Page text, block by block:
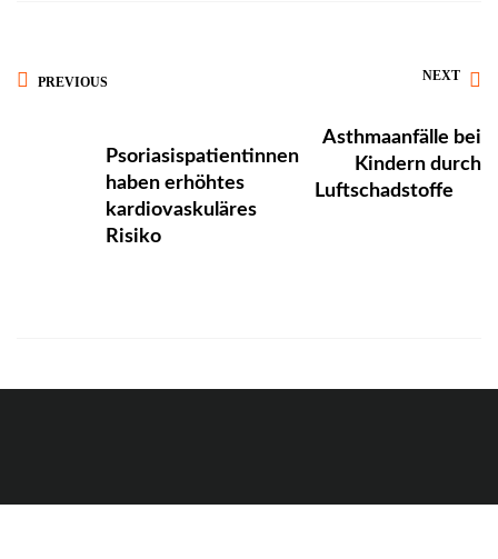
PREVIOUS NEXT
Psoriasispatientinnen
haben erhöhtes
kardiovaskuläres
Risiko
Asthmaanfälle bei
Kindern durch
Luftschadstoffe